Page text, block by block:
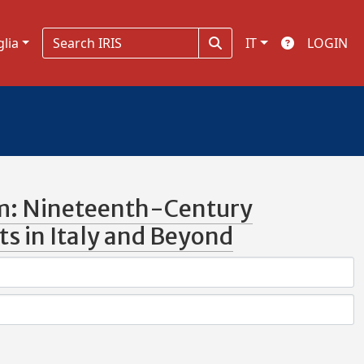
IT LOGIN
Nineteenth-Century
in Italy and Beyond